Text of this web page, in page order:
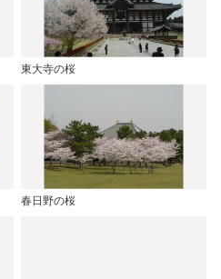
東大寺の桜
春日野の桜